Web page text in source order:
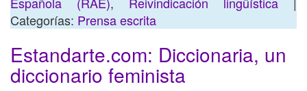
Categorías: Prensa escrita
Estandarte.com: Diccionaria, un
diccionario feminista